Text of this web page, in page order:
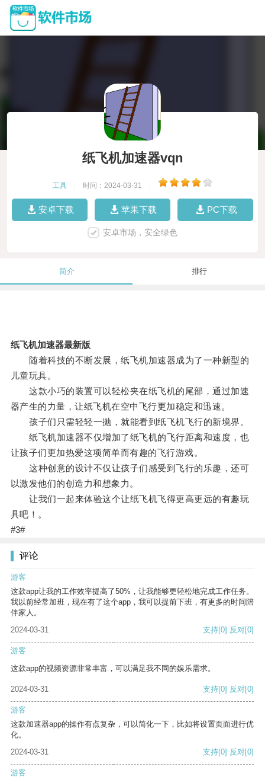
纸飞机加速器vqn
工具 时间：2024-03-31
安卓下载 苹果下载 PC下载
安卓市场，安全绿色
简介 排行
纸飞机加速器最新版
随着科技的不断发展，纸飞机加速器成为了一种新型的
儿童玩具。
这款小巧的装置可以轻松夹在纸飞机的尾部，通过加速
器产生的力量，让纸飞机在空中飞行更加稳定和迅速。
孩子们只需轻轻一抛，就能看到纸飞机飞行的新境界。
纸飞机加速器不仅增加了纸飞机的飞行距离和速度，也
让孩子们更加热爱这项简单而有趣的飞行游戏。
这种创意的设计不仅让孩子们感受到飞行的乐趣，还可
以激发他们的创造力和想象力。
让我们一起来体验这个让纸飞机飞得更高更远的有趣玩
具吧！。
#3#
评论
游客
这款app让我的工作效率提高了50%，让我能够更轻松地完成工作任务。
我以前经常加班，现在有了这个app，我可以提前下班，有更多的时间陪
伴家人。
2024-03-31
支持[0] 反对[0]
游客
这款app的视频资源非常丰富，可以满足我不同的娱乐需求。
2024-03-31 支持[0] 反对[0]
游客
这款加速器app的操作有点复杂，可以简化一下，比如将设置页面进行优
化。
2024-03-31
支持[0] 反对[0]
游客